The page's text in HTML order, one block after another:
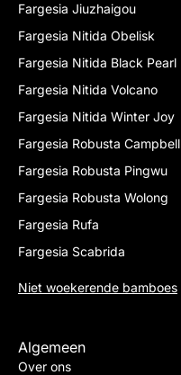
Fargesia Jiuzhaigou
Fargesia Nitida Obelisk
Fargesia Nitida Black Pearl
Fargesia Nitida Volcano
Fargesia Nitida Winter Joy
Fargesia Robusta Campbell
Fargesia Robusta Pingwu
Fargesia Robusta Wolong
Fargesia Rufa
Fargesia Scabrida
Niet woekerende bamboes
Algemeen
Over ons